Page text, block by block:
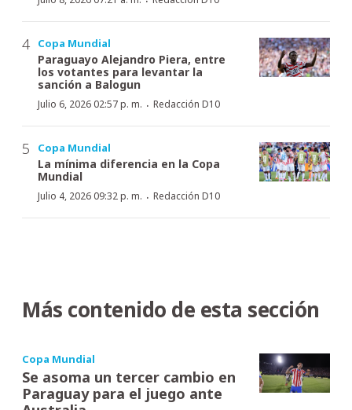
Copa Mundial
Paraguayo Alejandro Piera, entre
los votantes para levantar la
sanción a Balogun
Julio 6, 2026 02:57 p. m. · Redacción D10
Copa Mundial
La mínima diferencia en la Copa
Mundial
Julio 4, 2026 09:32 p. m. · Redacción D10
Más contenido de esta sección
Copa Mundial
Se asoma un tercer cambio en
Paraguay para el juego ante